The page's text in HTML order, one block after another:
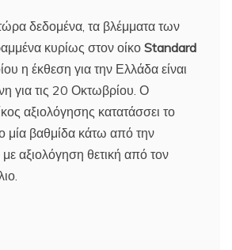
δεδομένα, τα βλέμματα των
κυρίως στον οίκο Standard
η έκθεση για την Ελλάδα είναι
για τις 20 Οκτωβρίου. Ο
αξιολόγησης κατατάσσει το
μία βαθμίδα κάτω από την
αξιολόγηση θετική από τον